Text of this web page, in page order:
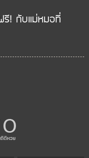
รี! กับแม่หมอที่